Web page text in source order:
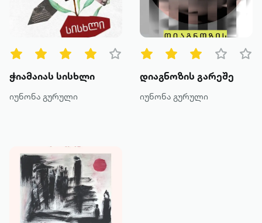
წიგნის ტიპები
ყველა
ტექსტური
ხმოვანი
მოთხრობა
რომანი
პოეზია
ჭიამაიას სისხლი
იუნონა გურული
დიაგნოზის გარეშე
იუნონა გურული